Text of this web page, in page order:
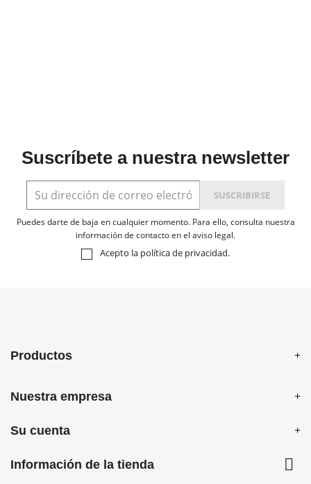
Suscríbete a nuestra newsletter
Puedes darte de baja en cualquier momento. Para ello, consulta nuestra
información de contacto en el aviso legal.
Acepto la política de privacidad.
Productos
Nuestra empresa
Su cuenta
Información de la tienda 